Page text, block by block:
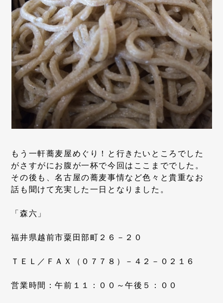
もう一軒蕎麦屋めぐり！と行きたいところでした
がさすがにお腹が一杯で今回はここまででした。
その後も、名古屋の蕎麦事情など色々と貴重なお
話も聞けて充実した一日となりました。
「森六」
福井県越前市粟田部町２６－２０
ＴＥＬ／ＦＡＸ（０７７８）－４２－０２１６
営業時間：午前１１：００～午後５：００